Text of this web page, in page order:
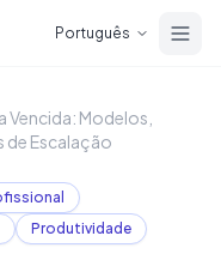
Português
Vencida: Modelos,
de Escalação
Produtividade